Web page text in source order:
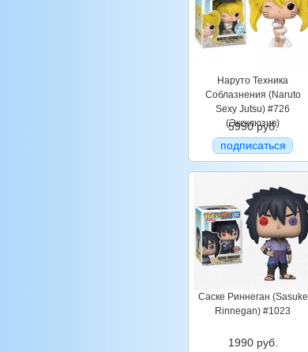
Наруто Техника
Соблазнения (Naruto
Sexy Jutsu) #726
(Эксклюзив)
5990 руб.
подписаться
Саске Риннеган (Sasuke
Rinnegan) #1023
1990 руб.